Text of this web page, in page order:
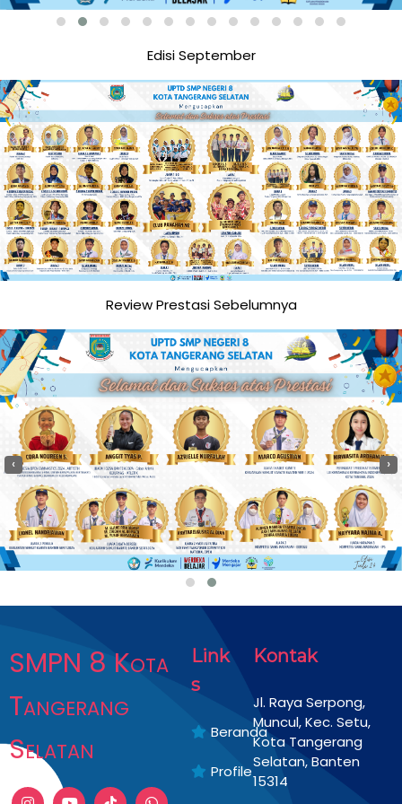
Edisi September
Review Prestasi Sebelumnya
‹ ›
SMPN 8 Kota
Tangerang
Selatan
Link
s
Beranda
Profile
Kontak
Jl. Raya Serpong,
Muncul, Kec. Setu,
Kota Tangerang
Selatan, Banten
15314